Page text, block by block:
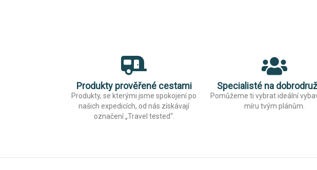
Produkty prověřené cestami
Produkty, se kterými jsme spokojení po
našich expedicích, od nás získávají
označení „Travel tested“.
Specialisté na
Pomůžeme ti vybrat ideální
míru tvým plánům.